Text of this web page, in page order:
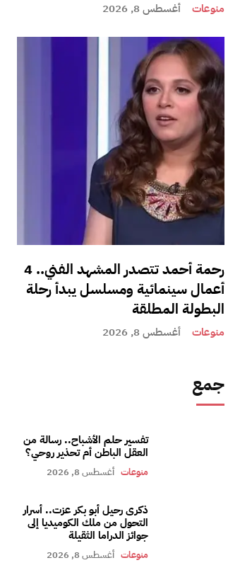
منوعات أغسطس 8, 2026
رحمة أحمد تتصدر المشهد الفني.. 4
أعمال سينمائية ومسلسل يبدأ رحلة
البطولة المطلقة
منوعات أغسطس 8, 2026
جمع
تفسير حلم الأشباح.. رسالة من
العقل الباطن أم تحذير روحي؟
منوعات أغسطس 8, 2026
ذكرى رحيل أبو بكر عزت.. أسرار
التحول من ملك الكوميديا إلى
جوائز الدراما الثقيلة
منوعات أغسطس 8, 2026